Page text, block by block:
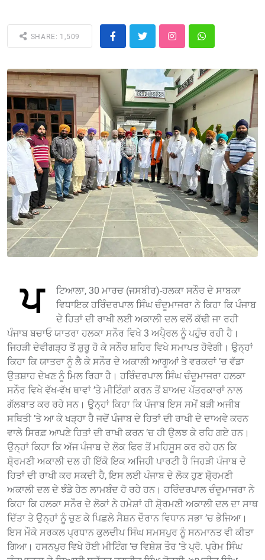
SHARE: 1,509
ਪ
ਟਿਆਲਾ, 30 ਮਾਰਚ (ਜਸਬੀਰ)-ਹਲਕਾ ਸਨੌਰ ਦੇ ਸਾਬਕਾ
ਵਿਧਾਇਕ ਹਰਿੰਦਰਪਾਲ ਸਿੰਘ ਚੰਦੂਮਾਜਰਾ ਨੇ ਕਿਹਾ ਕਿ ਪੰਜਾਬ
ਦੇ ਹਿਤਾਂ ਦੀ ਰਾਖੀ ਲਈ ਅਕਾਲੀ ਦਲ ਵਲੋਂ ਕੱਢੀ ਜਾ ਰਹੀ
ਪੰਜਾਬ ਬਚਾਓ ਯਾਤਰਾ ਹਲਕਾ ਸਨੌਰ ਵਿਖੇ 3 ਅਪੈ੍ਰਲ ਨੂੰ ਪਹੁੰਚ ਰਹੀ ਹੈ।
ਜਿਹੜੀ ਦੇਵੀਗੜ੍ਹ ਤੋਂ ਸ਼ੁਰੂ ਹੋ ਕੇ ਸਨੌਰ ਸ਼ਹਿਰ ਵਿਖੇ ਸਮਾਪਤ ਹੋਵੇਗੀ। ਉਨ੍ਹਾਂ
ਕਿਹਾ ਕਿ ਯਾਤਰਾ ਨੂੰ ਲੈ ਕੇ ਸਨੌਰ ਦੇ ਅਕਾਲੀ ਆਗੂਆਂ ਤੇ ਵਰਕਰਾਂ ’ਚ ਵੱਡਾ
ਉਤਸ਼ਾਹ ਦੇਖਣ ਨੂੰ ਮਿਲ ਰਿਹਾ ਹੈ। ਹਰਿੰਦਰਪਾਲ ਸਿੰਘ ਚੰਦੂਮਾਜਰਾ ਹਲਕਾ
ਸਨੌਰ ਵਿਖੇ ਵੱਖ-ਵੱਖ ਥਾਵਾਂ ’ਤੇ ਮੀਟਿੰਗਾਂ ਕਰਨ ਤੋਂ ਬਾਅਦ ਪੱਤਰਕਾਰਾਂ ਨਾਲ
ਗੱਲਬਾਤ ਕਰ ਰਹੇ ਸਨ। ਉਨ੍ਹਾਂ ਕਿਹਾ ਕਿ ਪੰਜਾਬ ਇਸ ਸਮੇਂ ਬੜੀ ਅਜੀਬ
ਸਥਿਤੀ ’ਤੇ ਆ ਕੇ ਖੜ੍ਹਾ ਹੈ ਜਦੋਂ ਪੰਜਾਬ ਦੇ ਹਿਤਾਂ ਦੀ ਰਾਖੀ ਦੇ ਦਾਅਵੇ ਕਰਨ
ਵਾਲੇ ਸਿਰਫ਼ ਆਪਣੇ ਹਿਤਾਂ ਦੀ ਰਾਖੀ ਕਰਨ ’ਚ ਹੀ ਉਲਝ ਕੇ ਰਹਿ ਗਏ ਹਨ।
ਉਨ੍ਹਾਂ ਕਿਹਾ ਕਿ ਅੱਜ ਪੰਜਾਬ ਦੇ ਲੋਕ ਫਿਰ ਤੋਂ ਮਹਿਸੂਸ ਕਰ ਰਹੇ ਹਨ ਕਿ
ਸ਼ੋ੍ਰਮਣੀ ਅਕਾਲੀ ਦਲ ਹੀ ਇੱਕੋ ਇਕ ਅਜਿਹੀ ਪਾਰਟੀ ਹੈ ਜਿਹੜੀ ਪੰਜਾਬ ਦੇ
ਹਿਤਾਂ ਦੀ ਰਾਖੀ ਕਰ ਸਕਦੀ ਹੈ, ਇਸ ਲਈ ਪੰਜਾਬ ਦੇ ਲੋਕ ਹੁਣ ਸ਼ੋ੍ਰਮਣੀ
ਅਕਾਲੀ ਦਲ ਦੇ ਝੰਡੇ ਹੇਠ ਲਾਮਬੰਦ ਹੋ ਰਹੇ ਹਨ। ਹਰਿੰਦਰਪਾਲ ਚੰਦੂਮਾਜਰਾ ਨੇ
ਕਿਹਾ ਕਿ ਹਲਕਾ ਸਨੌਰ ਦੇ ਲੋਕਾਂ ਨੇ ਹਮੇਸ਼ਾਂ ਹੀ ਸ਼ੋ੍ਰਮਣੀ ਅਕਾਲੀ ਦਲ ਦਾ ਸਾਥ
ਦਿੱਤਾ ਤੇ ਉਨ੍ਹਾਂ ਨੂੰ ਚੁਣ ਕੇ ਪਿਛਲੇ ਸੈਸ਼ਨ ਦੌਰਾਨ ਵਿਧਾਨ ਸਭਾ ’ਚ ਭੇਜਿਆ।
ਇਸ ਮੌਕੇ ਸਰਕਲ ਪ੍ਰਧਾਨ ਕੁਲਦੀਪ ਸਿੰਘ ਸਮਸਪੁਰ ਨੂੰ ਸਨਮਾਨਤ ਵੀ ਕੀਤਾ
ਗਿਆ। ਹਸਨਪੁਰ ਵਿਖੇ ਹੋਈ ਮੀਟਿੰਗ ’ਚ ਵਿਸ਼ੇਸ਼ ਤੌਰ ’ਤੇ ਪ੍ਰੋ. ਪ੍ਰੇਮ ਸਿੰਘ